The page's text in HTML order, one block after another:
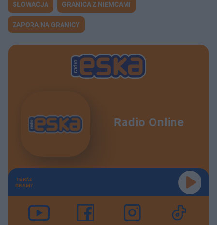
SŁOWACJA GRANICA Z NIEMCAMI
ZAPORA NA GRANICY
Radio Online
TERAZ
GRAMY